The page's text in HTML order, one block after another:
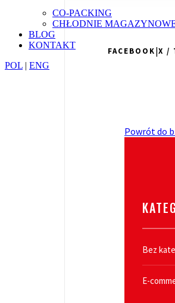
CO-PACKING
CHŁODNIE
BLOG
KONTAKT
POL | ENG
FACEBOOK|X /
Powrót do
Bez
E-